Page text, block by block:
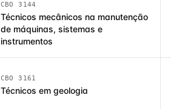
CBO 3144
Técnicos mecânicos na manutenção
de máquinas, sistemas e
instrumentos
CBO 3161
Técnicos em geologia